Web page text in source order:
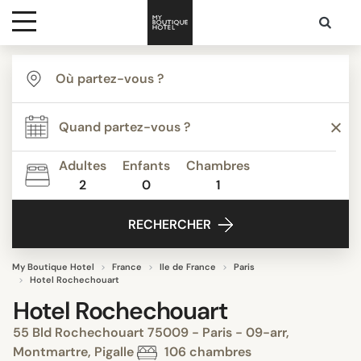
Destinations
Inspiration
Media
Adultes
2
Enfants
0
Chambres
1
RECHERCHER
My Boutique Hotel France Ile de France
Paris
Hotel Rochechouart
Hotel Rochechouart
55 Bld Rochechouart 75009 - Paris - 09-arr,
Montmartre, Pigalle
106 chambres